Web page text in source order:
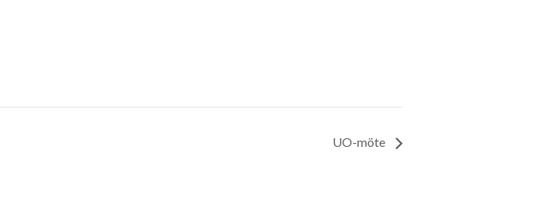
UO-möte